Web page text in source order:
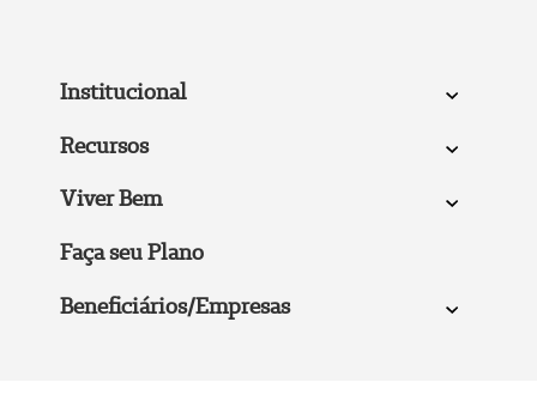
Institucional
Recursos
Viver Bem
Faça seu Plano
Beneficiários/Empresas